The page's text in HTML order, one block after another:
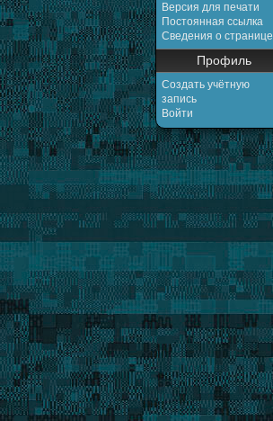
Версия для печати
Постоянная ссылка
Сведения о странице
Профиль
Создать учётную
запись
Войти